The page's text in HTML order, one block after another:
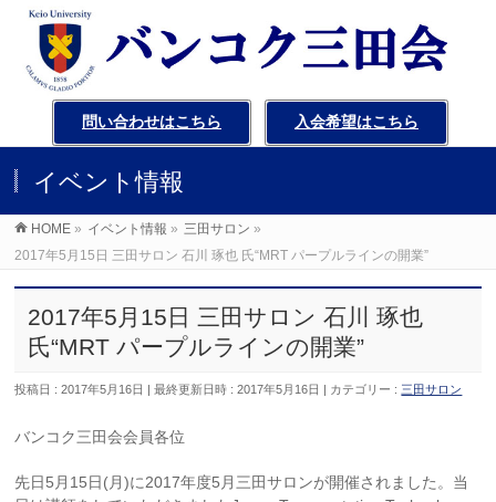
問い合わせはこちら 入会希望はこちら
イベント情報
HOME » イベント情報 » 三田サロン »
2017年5月15日 三田サロン 石川 琢也 氏“MRT パープルラインの開業”
2017年5月15日 三田サロン 石川 琢也
氏“MRT パープルラインの開業”
投稿日 : 2017年5月16日 最終更新日時 : 2017年5月16日 カテゴリー : 三田サロン
バンコク三田会会員各位
先日5月15日(月)に2017年度5月三田サロンが開催されました。当